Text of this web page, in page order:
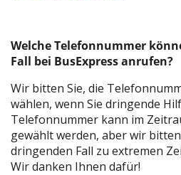
Welche Telefonnummer
Fall bei BusExpress anrufen?
Wir bitten Sie, die
wählen, wenn Sie dringende
Telefonnummer kann im
gewählt werden, aber wir
dringenden Fall zu extremen
Wir danken Ihnen dafür!